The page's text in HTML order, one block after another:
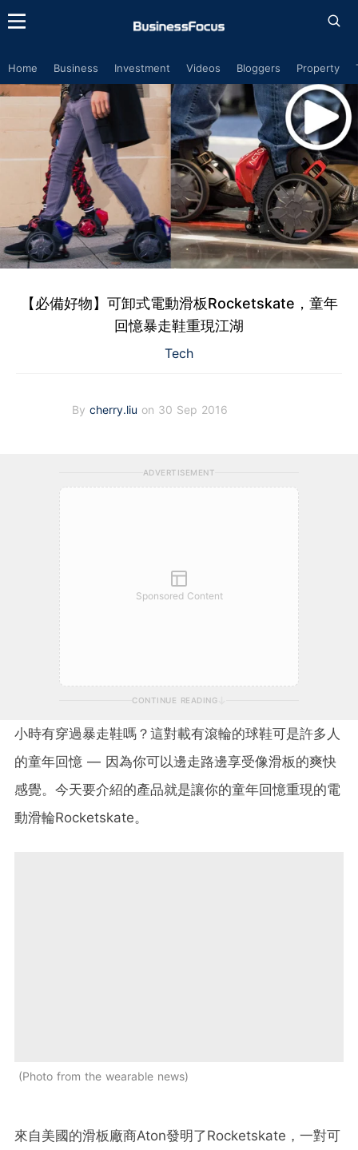
Home Business Investment Videos Bloggers Property
【必備好物】可卸式電動滑板Rocketskate，童年
回憶暴走鞋重現江湖
Tech
By cherry.liu on 30 Sep 2016
ADVERTISEMENT
Sponsored Content
CONTINUE READING
小時有穿過暴走鞋嗎？這對載有滾輪的球鞋可是許多人
的童年回憶 — 因為你可以邊走路邊享受像滑板的爽快
感覺。今天要介紹的產品就是讓你的童年回憶重現的電
動滑輪Rocketskate。
Photo from the wearable news
來自美國的滑板廠商Aton發明了Rocketskate，一對可